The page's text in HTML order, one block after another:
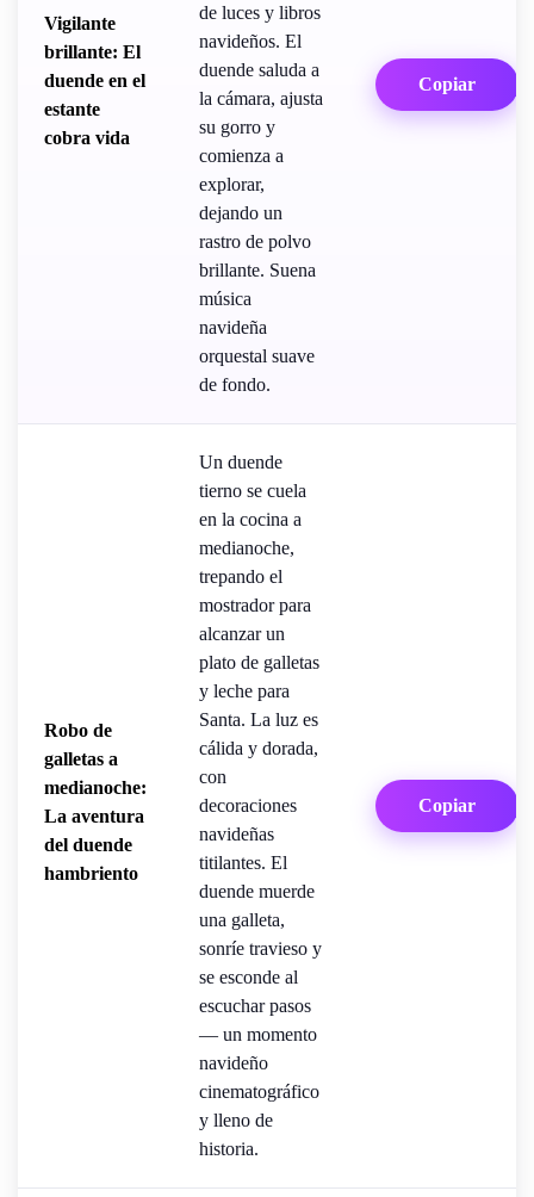
Vigilante
brillante: El
duende en el
estante
cobra vida
de luces y libros
navideños. El
duende saluda a
la cámara, ajusta
su gorro y
comienza a
explorar,
dejando un
rastro de polvo
brillante. Suena
música
navideña
orquestal suave
de fondo.
Copiar
Robo de
galletas a
medianoche:
La aventura
del duende
hambriento
Un duende
tierno se cuela
en la cocina a
medianoche,
trepando el
mostrador para
alcanzar un
plato de galletas
y leche para
Santa. La luz es
cálida y dorada,
con
decoraciones
navideñas
titilantes. El
duende muerde
una galleta,
sonríe travieso y
se esconde al
escuchar pasos
— un momento
navideño
cinematográfico
y lleno de
historia.
Copiar